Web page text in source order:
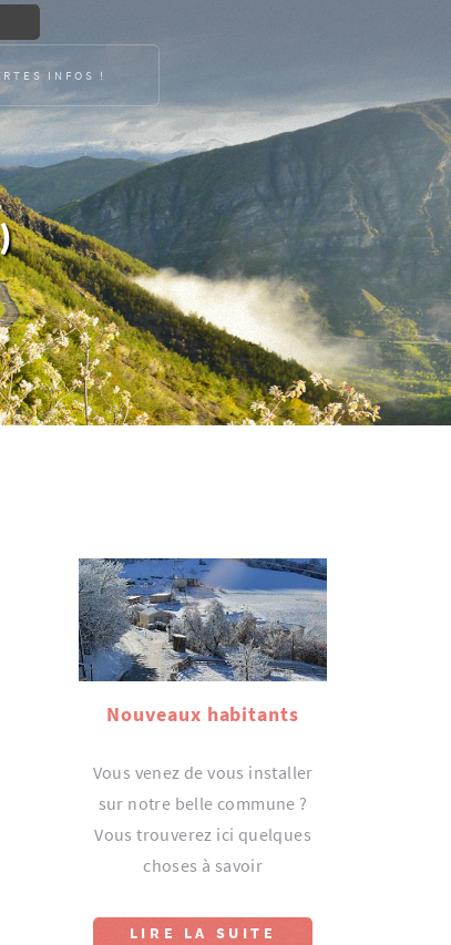
INFOS !
Nouveaux habitants
Vous venez de vous installer
sur notre belle commune ?
Vous trouverez ici quelques
choses à savoir
LIRE LA SUITE